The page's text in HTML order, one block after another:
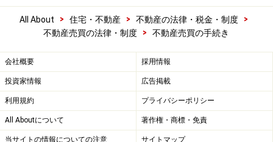
All About > 住宅・不動産 > 不動産の法律・税金・制度
>
不動産売買の法律・制度
> 不動産売買の手続き
会社概要 採用情報
投資家情報 広告掲載
利用規約 プライバシーポリシー
All Aboutについて 著作権・商標・免責
当サイトの情報についての注意 サイトマップ